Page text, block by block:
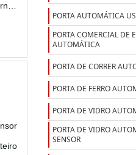
PORTA AUTOMÁTICA
PORTA COMERCIAL DE
AUTOMÁTICA
PORTA DE CORRER
PORTA DE FERRO
PORTA DE VIDRO
PORTA DE VIDRO
SENSOR